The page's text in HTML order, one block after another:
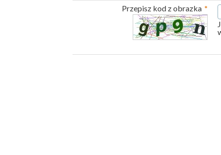
Przepisz kod z obrazka *